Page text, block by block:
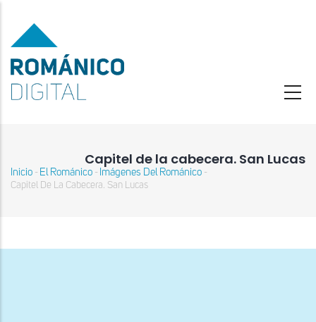
contenido
principal
Capitel de la cabecera. San Lucas
Sobrescribir
ayuda
Inicio - El Románico - Imágenes Del Románico -
Capitel De La Cabecera. San Lucas